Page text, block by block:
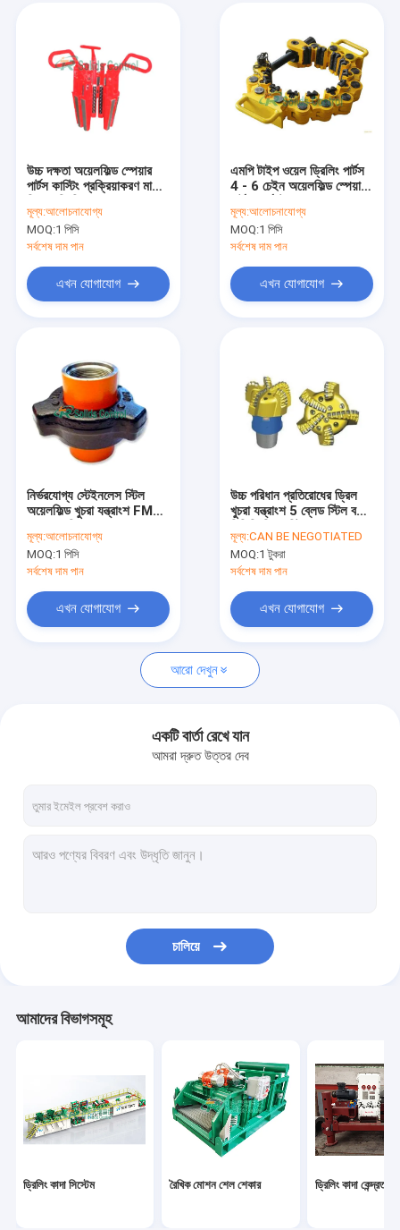
পণ্য
আমাদের সম্পর্কে
কারখানা ভ্রমণ
যোগাযোগ করুন
উদ্ধৃতির জন্য আবেদন
ড্রিলিং কাদা কেন্দ্রতত্ত্বে
উল্লম্ব কাটন ড্রায়ার
ভ্যাকুয়াম ডেগাসার
উচ্চ দক্ষতা অয়েলফিল্ড স্পেয়ার
পার্টস কাস্টিং প্রক্রিয়াকরণ মাল্টি
মূল্য:আলোচনাযোগ্য
MOQ:1 পিসি
সর্বশেষ দাম পান
এখন যোগাযোগ
এমপি টাইপ ওয়েল ড্রিলিং পার্টস
4 - 6 চেইন অয়েলফিল্ড স্পেয়ার
মূল্য:আলোচনাযোগ্য
MOQ:1 পিসি
সর্বশেষ দাম পান
এখন যোগাযোগ
নির্ভরযোগ্য স্টেইনলেস স্টিল
অয়েলফিল্ড খুচরা যন্ত্রাংশ FMC
1000Psi - 20000Psi
চাপ
মূল্য:আলোচনাযোগ্য
MOQ:1 পিসি
সর্বশেষ দাম পান
এখন যোগাযোগ
উচ্চ পরিধান প্রতিরোধের ড্রিল
খুচরা যন্ত্রাংশ 5 ব্লেড স্টিল বডি
মূল্য:CAN BE NEGOTIATED
MOQ:1 টুকরা
সর্বশেষ দাম পান
এখন যোগাযোগ
আরো দেখুন
একটি বার্তা রেখে যান
আমরা দ্রুত উত্তর দেব
চালিয়ে
আমাদের বিভাগসমূহ
ড্রিলিং কাদা সিস্টেম রৈখিক মোশন শেল শেকার ড্রিলিং কাদা কেন্দ্রতত্ত্বে